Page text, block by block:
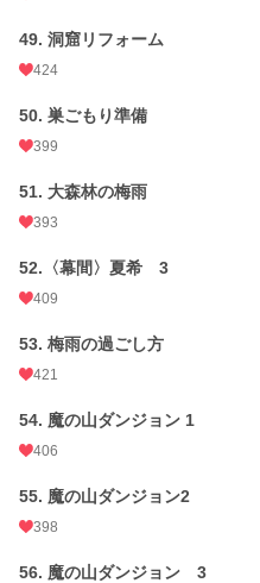
49. 洞窟リフォーム
424
50. 巣ごもり準備
399
51. 大森林の梅雨
393
52.〈幕間〉夏希 3
409
53. 梅雨の過ごし方
421
54. 魔の山ダンジョン 1
406
55. 魔の山ダンジョン2
398
56. 魔の山ダンジョン 3